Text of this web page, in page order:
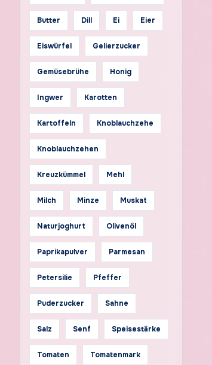
Butter Dill Ei Eier
Eiswürfel Gelierzucker
Gemüsebrühe Honig
Ingwer Karotten
Kartoffeln Knoblauchzehe
Knoblauchzehen
Kreuzkümmel Mehl
Milch Minze Muskat
Naturjoghurt Olivenöl
Paprikapulver Parmesan
Petersilie Pfeffer
Puderzucker Sahne
Salz Senf Speisestärke
Tomaten Tomatenmark